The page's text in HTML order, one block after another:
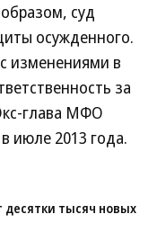
суд
осужденного.
изменениями в
за
глава МФО
июле 2013 года.
десятки тысяч новых